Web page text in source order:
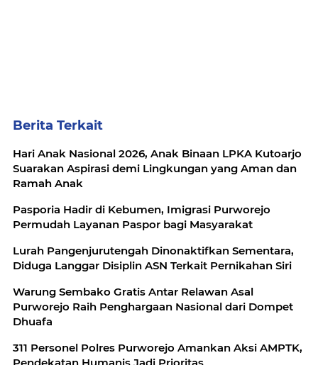
Berita Terkait
Hari Anak Nasional 2026, Anak Binaan LPKA Kutoarjo
Suarakan Aspirasi demi Lingkungan yang Aman dan
Ramah Anak
Pasporia Hadir di Kebumen, Imigrasi Purworejo
Permudah Layanan Paspor bagi Masyarakat
Lurah Pangenjurutengah Dinonaktifkan Sementara,
Diduga Langgar Disiplin ASN Terkait Pernikahan Siri
Warung Sembako Gratis Antar Relawan Asal
Purworejo Raih Penghargaan Nasional dari Dompet
Dhuafa
311 Personel Polres Purworejo Amankan Aksi AMPTK,